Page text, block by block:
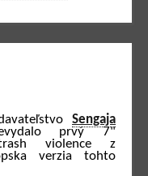
Sengaja
prvý 7"
violence z
verzia tohto